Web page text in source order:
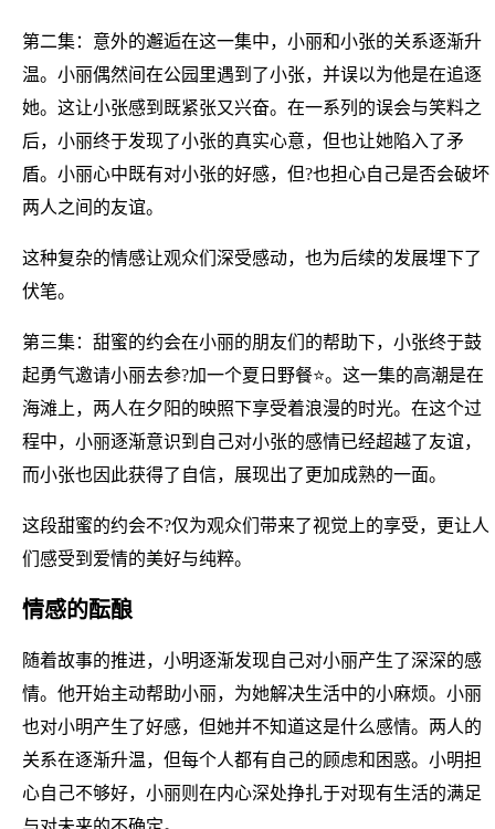
第二集：意外的邂逅在这一集中，小丽和小张的关系逐渐升
温。小丽偶然间在公园里遇到了小张，并误以为他是在追逐
她。这让小张感到既紧张又兴奋。在一系列的误会与笑料之
后，小丽终于发现了小张的真实心意，但也让她陷入了矛
盾。小丽心中既有对小张的好感，但?也担心自己是否会破坏
两人之间的友谊。
这种复杂的情感让观众们深受感动，也为后续的发展埋下了
伏笔。
第三集：甜蜜的约会在小丽的朋友们的帮助下，小张终于鼓
起勇气邀请小丽去参?加一个夏日野餐⭐。这一集的高潮是在
海滩上，两人在夕阳的映照下享受着浪漫的时光。在这个过
程中，小丽逐渐意识到自己对小张的感情已经超越了友谊，
而小张也因此获得了自信，展现出了更加成熟的一面。
这段甜蜜的约会不?仅为观众们带来了视觉上的享受，更让人
们感受到爱情的美好与纯粹。
情感的酝酿
随着故事的推进，小明逐渐发现自己对小丽产生了深深的感
情。他开始主动帮助小丽，为她解决生活中的小麻烦。小丽
也对小明产生了好感，但她并不知道这是什么感情。两人的
关系在逐渐升温，但每个人都有自己的顾虑和困惑。小明担
心自己不够好，小丽则在内心深处挣扎于对现有生活的满足